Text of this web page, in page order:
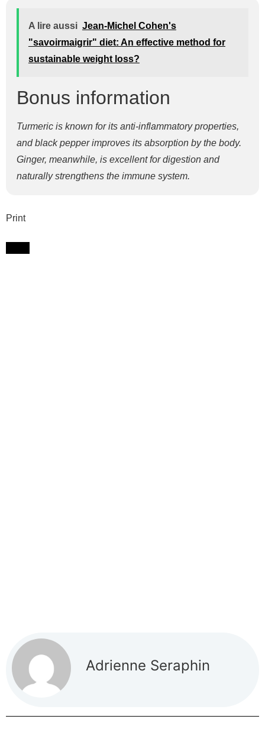
A lire aussi Jean-Michel Cohen's
"savoirmaigrir" diet: An effective method for
sustainable weight loss?
Bonus information
Turmeric is known for its anti-inflammatory properties,
and black pepper improves its absorption by the body.
Ginger, meanwhile, is excellent for digestion and
naturally strengthens the immune system.
Print
Adrienne Seraphin